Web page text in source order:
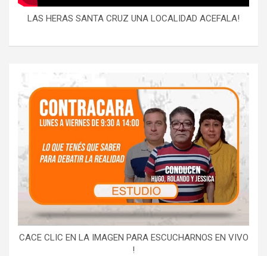
LAS HERAS SANTA CRUZ UNA LOCALIDAD ACEFALA!
CACE CLIC EN LA IMAGEN PARA ESCUCHARNOS EN VIVO
!